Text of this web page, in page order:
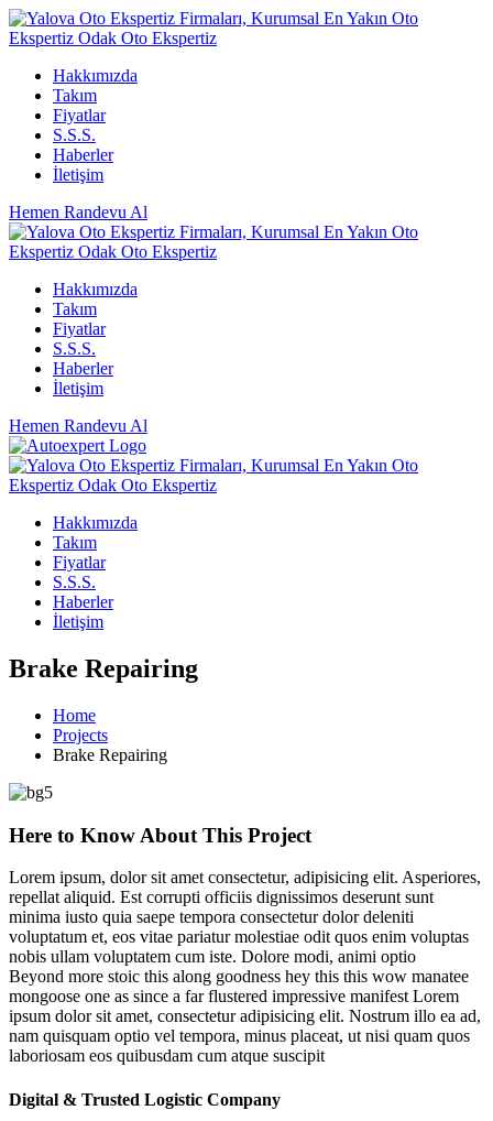
Hakkımızda
Takım
Fiyatlar
S.S.S.
Haberler
İletişim
Hemen Randevu Al
Hakkımızda
Takım
Fiyatlar
S.S.S.
Haberler
İletişim
Hemen Randevu Al
Hakkımızda
Takım
Fiyatlar
S.S.S.
Haberler
İletişim
Brake Repairing
Home
Projects
Brake Repairing
Here to Know About This Project
Lorem ipsum, dolor sit amet consectetur, adipisicing elit. Asperiores,
repellat aliquid. Est corrupti officiis dignissimos deserunt sunt
minima iusto quia saepe tempora consectetur dolor deleniti
voluptatum et, eos vitae pariatur molestiae odit quos enim voluptas
nobis ullam voluptatem cum iste. Dolore modi, animi optio
Beyond more stoic this along goodness hey this this wow manatee
mongoose one as since a far flustered impressive manifest Lorem
ipsum dolor sit amet, consectetur adipisicing elit. Nostrum illo ea ad,
nam quisquam optio vel tempora, minus placeat, ut nisi quam quos
laboriosam eos quibusdam cum atque suscipit
Digital & Trusted Logistic Company